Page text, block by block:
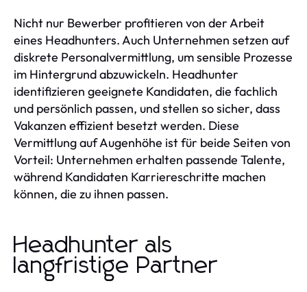
Nicht nur Bewerber profitieren von der Arbeit
eines Headhunters. Auch Unternehmen setzen auf
diskrete Personalvermittlung, um sensible Prozesse
im Hintergrund abzuwickeln. Headhunter
identifizieren geeignete Kandidaten, die fachlich
und persönlich passen, und stellen so sicher, dass
Vakanzen effizient besetzt werden. Diese
Vermittlung auf Augenhöhe ist für beide Seiten von
Vorteil: Unternehmen erhalten passende Talente,
während Kandidaten Karriereschritte machen
können, die zu ihnen passen.
Headhunter als
langfristige Partner